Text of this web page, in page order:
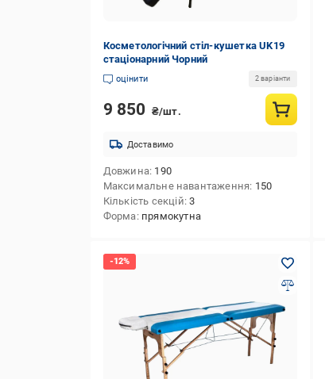
Косметологічний стіл-кушетка UK19
стаціонарний Чорний
оцінити 2 варіанти
9 850 ₴/шт.
Доставимо
Довжина 190
Максимальне навантаження 150
Кількість секцій 3
Форма прямокутна